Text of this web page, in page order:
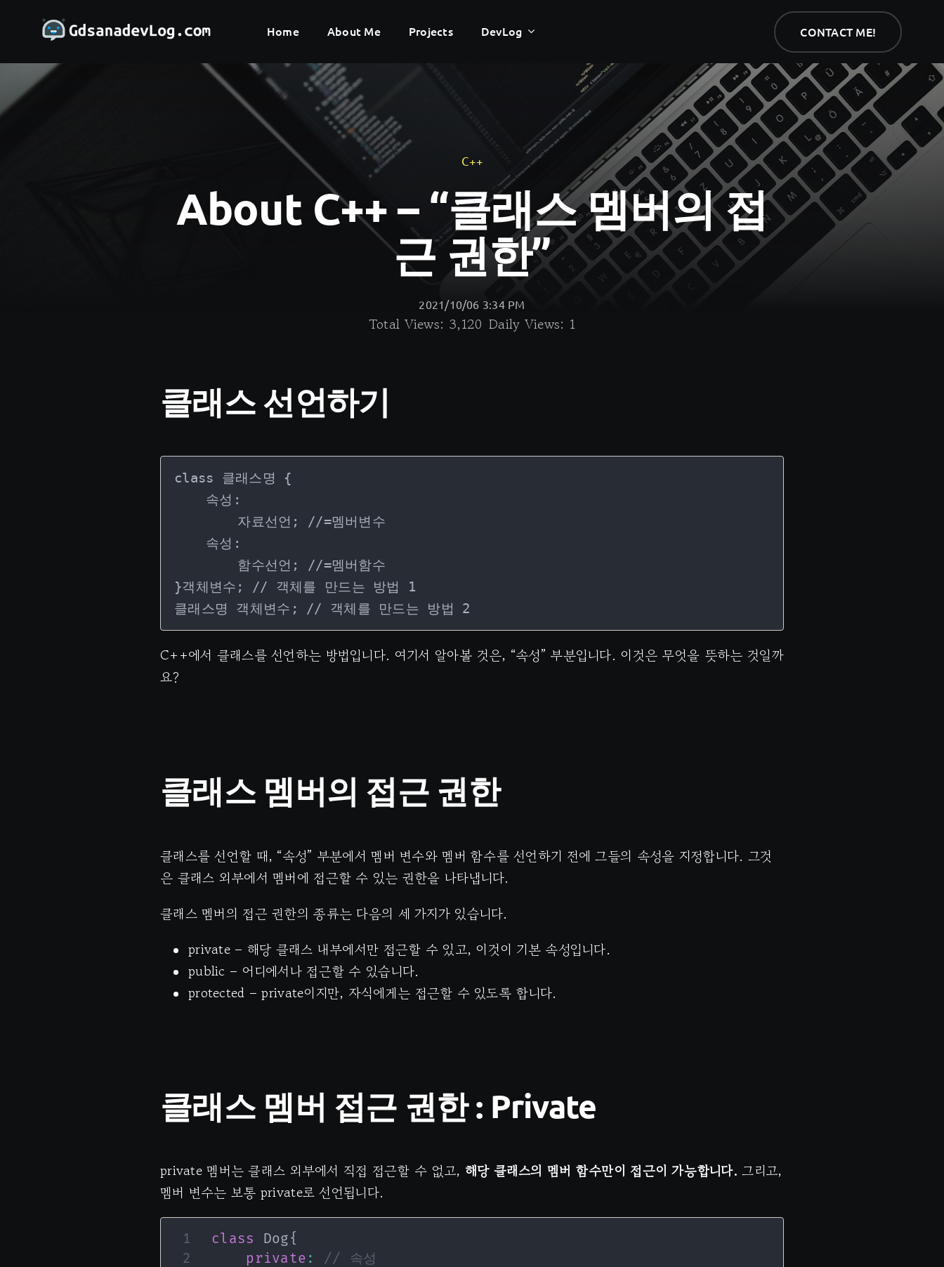
Home About Me Projects DevLog CONTACT ME!
Home About Me Projects DevLog CONTACT ME!
C++
About C++ – “클래스 멤버의 접
근 권한”
2021/10/06 3:34 PM
Total Views: 3,120 Daily Views: 1
클래스 선언하기
class 클래스명 {
}객체변수; // 객체를 만드는 방법 1
클래스명 객체변수; // 객체를 만드는 방법 2
C++에서 클래스를 선언하는 방법입니다. 여기서 알아볼 것은, “속성” 부분입니다. 이것은 무엇을 뜻하는 것일까
요?
클래스 멤버의 접근 권한
클래스를 선언할 때, “속성” 부분에서 멤버 변수와 멤버 함수를 선언하기 전에 그들의 속성을 지정합니다. 그것
은 클래스 외부에서 멤버에 접근할 수 있는 권한을 나타냅니다.
클래스 멤버의 접근 권한의 종류는 다음의 세 가지가 있습니다.
private – 해당 클래스 내부에서만 접근할 수 있고, 이것이 기본 속성입니다.
public – 어디에서나 접근할 수 있습니다.
protected – private이지만, 자식에게는 접근할 수 있도록 합니다.
클래스 멤버 접근 권한 : Private
private 멤버는 클래스 외부에서 직접 접근할 수 없고, 해당 클래스의 멤버 함수만이 접근이 가능합니다. 그리고,
멤버 변수는 보통 private로 선언됩니다.
class Dog{
private :
// 속성